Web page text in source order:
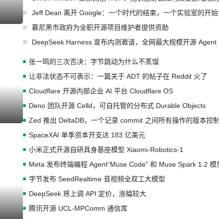
Jeff Dean 离开 Google：一个时代的结束，一个实验室的开始
慕尼黑市政府为全职开源项目维护者提供资助
DeepSeek Harness 宣布内测邀请，全网最大规模开源 Agent
张一鸣的三次否决：字节跳动为什么不蒸馏
让非法状态不可表示：一篇关于 ADT 的帖子在 Reddit 火了
Cloudflare 开源内部企业 AI 平台 Cloudflare OS
Deno 团队开源 Celld，可自托管的分布式 Durable Objects
Zed 推出 DeltaDB，一个记录 commit 之间所有操作的版本控
SpaceXAI 单季资本开支达 183 亿美元
小米正式开源自研具身基座模型 Xiaomi-Robotics-1
Meta 发布终端编程 Agent“Muse Code” 和 Muse Spark 1.2 模
字节发布 SeedRealtime 音视频全双工大模型
DeepSeek 将上调 API 定价，涨幅较大
腾讯开源 UCL-MPComm 通信库